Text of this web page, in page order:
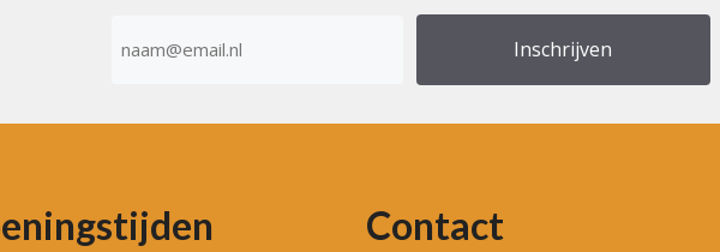
mailadres
Contact